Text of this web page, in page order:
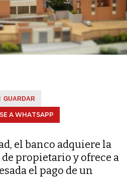
GUARDAR
A WHATSAPP
el banco adquiere la
propietario y ofrece a
el pago de un